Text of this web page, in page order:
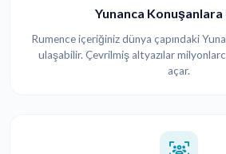
Yunanca Konuşanlara
Rumence içeriğiniz dünya çapındaki
ulaşabilir. Çevrilmiş altyazılar
açar.